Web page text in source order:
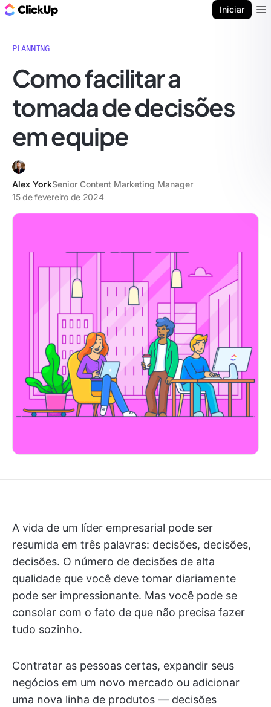
Iniciar
PLANNING
Como facilitar a
tomada de decisões
em equipe
Alex YorkSenior Content Marketing Manager
15 de fevereiro de 2024
A vida de um líder empresarial pode ser
resumida em três palavras: decisões, decisões,
decisões. O número de decisões de alta
qualidade que você deve tomar diariamente
pode ser impressionante. Mas você pode se
consolar com o fato de que não precisa fazer
tudo sozinho.
Contratar as pessoas certas, expandir seus
negócios em um novo mercado ou adicionar
uma nova linha de produtos — decisões